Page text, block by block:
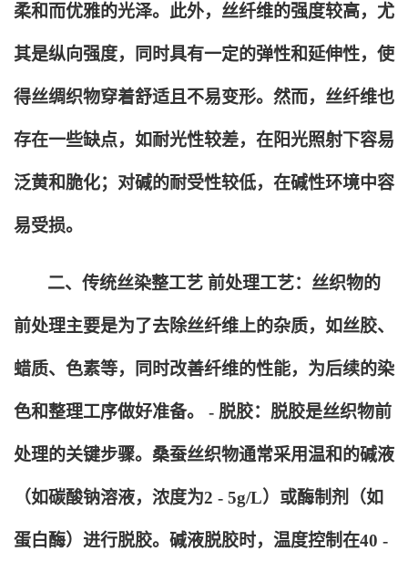
柔和而优雅的光泽。此外，丝纤维的强度较高，尤
其是纵向强度，同时具有一定的弹性和延伸性，使
得丝绸织物穿着舒适且不易变形。然而，丝纤维也
存在一些缺点，如耐光性较差，在阳光照射下容易
泛黄和脆化；对碱的耐受性较低，在碱性环境中容
易受损。
二、传统丝染整工艺 前处理工艺：丝织物的
前处理主要是为了去除丝纤维上的杂质，如丝胶、
蜡质、色素等，同时改善纤维的性能，为后续的染
色和整理工序做好准备。 - 脱胶：脱胶是丝织物前
处理的关键步骤。桑蚕丝织物通常采用温和的碱液
（如碳酸钠溶液，浓度为2 - 5g/L）或酶制剂（如
蛋白酶）进行脱胶。碱液脱胶时，温度控制在40 -